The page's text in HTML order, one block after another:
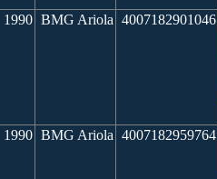
1990 BMG Ariola 4007182901046
1990 BMG Ariola 4007182959764